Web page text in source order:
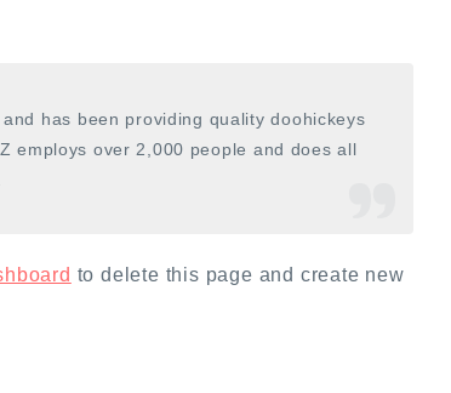
has been providing quality doohickeys
employs over 2,000 people and does all
to delete this page and create new